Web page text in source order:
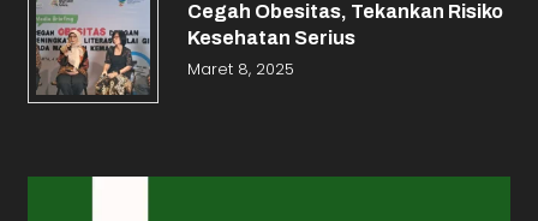
Cegah Obesitas, Tekankan Risiko
Kesehatan Serius
Maret 8, 2025